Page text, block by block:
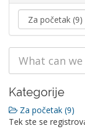
Kategorije
Za početak (9)
Tek ste se